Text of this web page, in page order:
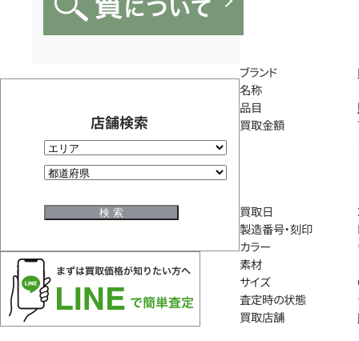
店舗検索
ブランド
名称
品目
買取金額
買取日
製造番号・刻印
カラー
素材
サイズ
査定時の状態
買取店舗